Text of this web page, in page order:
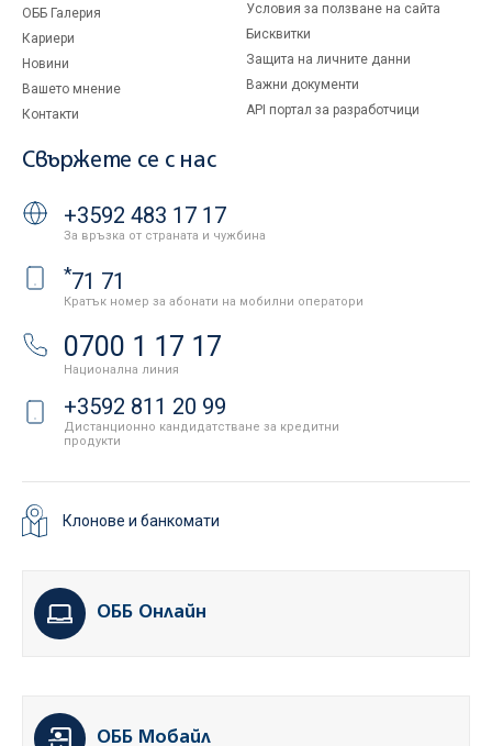
ОББ Галерия
Кариери
Новини
Вашето мнение
Контакти
Условия за ползване на сайта
Бисквитки
Защита на личните данни
Важни документи
API портал за разработчици
Свържете се с нас
+3592 483 17 17
За връзка от страната и чужбина
*71 71
Кратък номер за абонати на мобилни оператори
0700 1 17 17
Национална линия
+3592 811 20 99
Дистанционно кандидатстване за кредитни
продукти
Клонове и банкомати
ОББ Онлайн
ОББ Мобайл